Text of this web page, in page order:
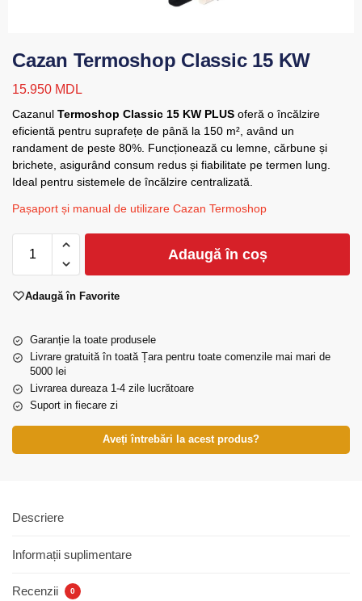
Cazan Termoshop Classic 15 KW
15.950 MDL
Cazanul Termoshop Classic 15 KW PLUS oferă o încălzire
eficientă pentru suprafețe de până la 150 m², având un
randament de peste 80%. Funcționează cu lemne, cărbune și
brichete, asigurând consum redus și fiabilitate pe termen lung.
Ideal pentru sistemele de încălzire centralizată.
Pașaport și manual de utilizare Cazan Termoshop
Adaugă în coș
Adaugă în Favorite
Garanție la toate produsele
Livrare gratuită în toată Țara pentru toate comenzile mai mari de
5000 lei
Livrarea dureaza 1-4 zile lucrătoare
Suport in fiecare zi
Aveți întrebări la acest produs?
Descriere
Informații suplimentare
Recenzii 0